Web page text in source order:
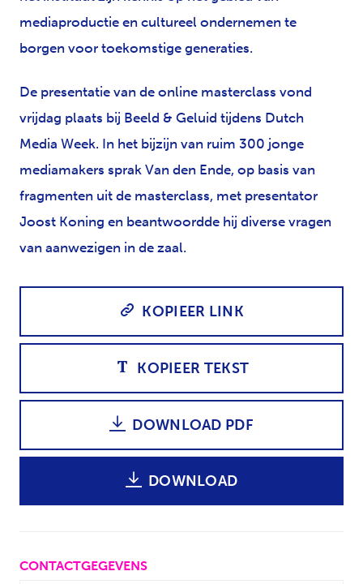
mediaproductie en cultureel ondernemen te
borgen voor toekomstige generaties.
De presentatie van de online masterclass vond
vrijdag plaats bij Beeld & Geluid tijdens Dutch
Media Week. In het bijzijn van ruim 300 jonge
mediamakers sprak Van den Ende, op basis van
fragmenten uit de masterclass, met presentator
Joost Koning en beantwoordde hij diverse vragen
van aanwezigen in de zaal.
KOPIEER LINK
KOPIEER TEKST
DOWNLOAD PDF
DOWNLOAD
CONTACTGEGEVENS